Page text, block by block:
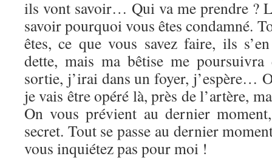
ils vont savoir… Qui va me prendre ?
savoir pourquoi vous êtes condamné.
êtes, ce que vous savez faire, ils
dette, mais ma bêtise me
sortie, j’irai dans un foyer, j’espère…
je vais être opéré là, près de l’artère,
On vous prévient au dernier
secret. Tout se passe au dernier
vous inquiétez pas pour moi !